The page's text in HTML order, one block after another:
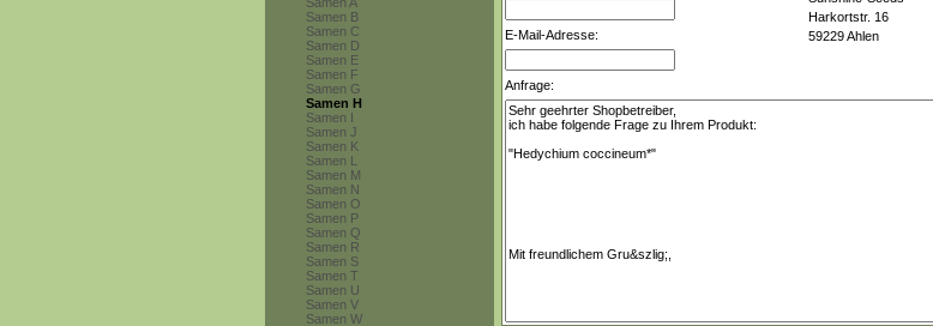
Samen B
Samen C
Samen D
Samen E
Samen F
Samen G
Samen H
Samen I
Samen J
Samen K
Samen L
Samen M
Samen N
Samen O
Samen P
Samen Q
Samen R
Samen S
Samen T
Samen U
Samen V
Samen W
Harkortstr. 16
59229 Ahlen
E-Mail-Adresse:
Anfrage: